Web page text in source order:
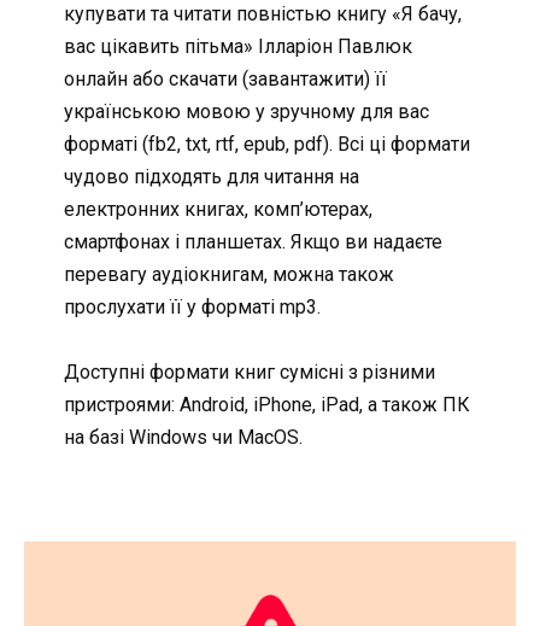
купувати та читати повністью книгу «Я бачу,
вас цікавить пітьма» Ілларіон Павлюк
онлайн або скачати (завантажити) її
українською мовою у зручному для вас
форматі (fb2, txt, rtf, epub, pdf). Всі ці формати
чудово підходять для читання на
електронних книгах, комп’ютерах,
смартфонах і планшетах. Якщо ви надаєте
перевагу аудіокнигам, можна також
прослухати її у форматі mp3.
Доступні формати книг сумісні з різними
пристроями: Android, iPhone, iPad, а також ПК
на базі Windows чи MacOS.